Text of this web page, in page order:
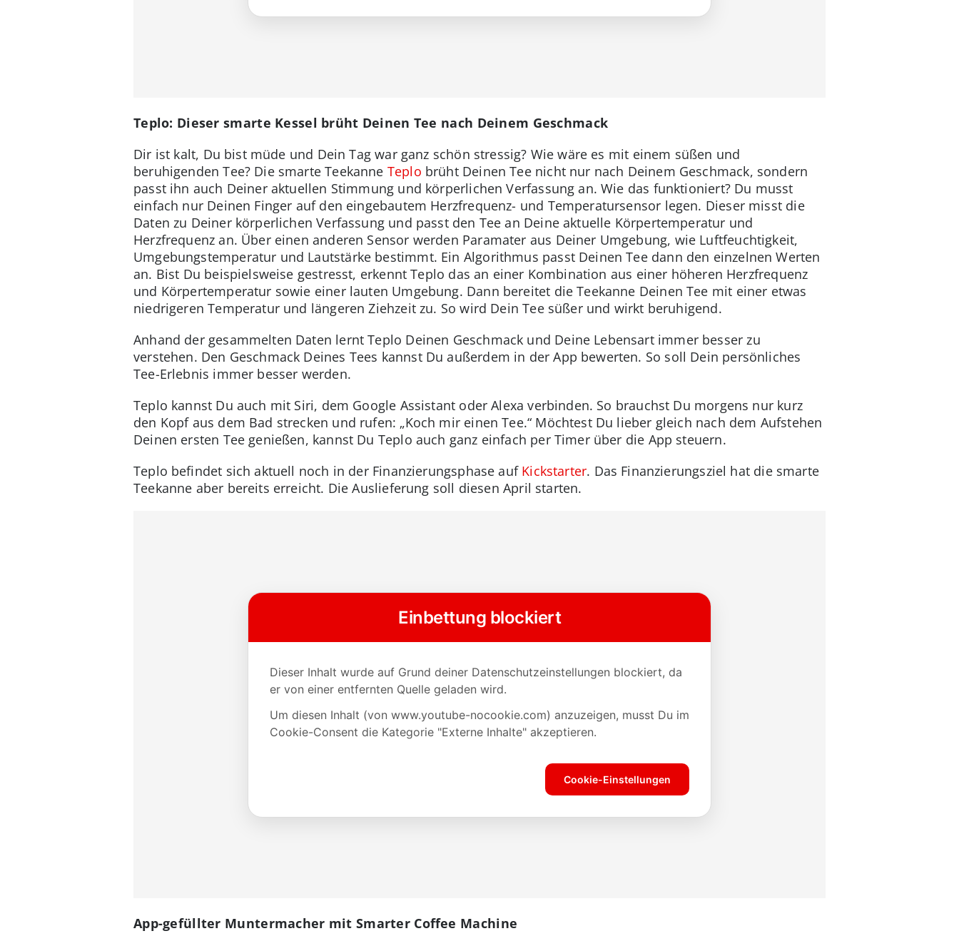
Teplo: Dieser smarte Kessel brüht Deinen Tee nach Deinem Geschmack
Dir ist kalt, Du bist müde und Dein Tag war ganz schön stressig? Wie wäre es mit einem süßen und
beruhigenden Tee? Die smarte Teekanne Teplo brüht Deinen Tee nicht nur nach Deinem Geschmack, sondern
passt ihn auch Deiner aktuellen Stimmung und körperlichen Verfassung an. Wie das funktioniert? Du musst
einfach nur Deinen Finger auf den eingebautem Herzfrequenz- und Temperatursensor legen. Dieser misst die
Daten zu Deiner körperlichen Verfassung und passt den Tee an Deine aktuelle Körpertemperatur und
Herzfrequenz an. Über einen anderen Sensor werden Paramater aus Deiner Umgebung, wie Luftfeuchtigkeit,
Umgebungstemperatur und Lautstärke bestimmt. Ein Algorithmus passt Deinen Tee dann den einzelnen Werten
an. Bist Du beispielsweise gestresst, erkennt Teplo das an einer Kombination aus einer höheren Herzfrequenz
und Körpertemperatur sowie einer lauten Umgebung. Dann bereitet die Teekanne Deinen Tee mit einer etwas
niedrigeren Temperatur und längeren Ziehzeit zu. So wird Dein Tee süßer und wirkt beruhigend.
Anhand der gesammelten Daten lernt Teplo Deinen Geschmack und Deine Lebensart immer besser zu
verstehen. Den Geschmack Deines Tees kannst Du außerdem in der App bewerten. So soll Dein persönliches
Tee-Erlebnis immer besser werden.
Teplo kannst Du auch mit Siri, dem Google Assistant oder Alexa verbinden. So brauchst Du morgens nur kurz
den Kopf aus dem Bad strecken und rufen: „Koch mir einen Tee.“ Möchtest Du lieber gleich nach dem Aufstehen
Deinen ersten Tee genießen, kannst Du Teplo auch ganz einfach per Timer über die App steuern.
Teplo befindet sich aktuell noch in der Finanzierungsphase auf Kickstarter. Das Finanzierungsziel hat die smarte
Teekanne aber bereits erreicht. Die Auslieferung soll diesen April starten.
App-gefüllter Muntermacher mit Smarter Coffee Machine